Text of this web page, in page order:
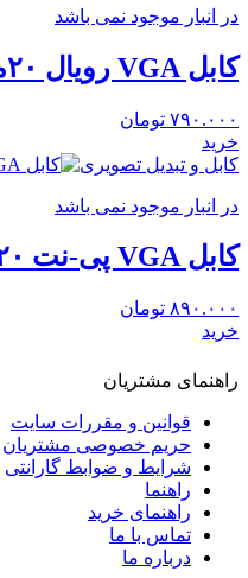
در انبار موجود نمی باشد
کابل VGA رویال ۲۰متری۳-۶
۷۹۰.۰۰۰ تومان
خرید
کابل و تبدیل تصویری
در انبار موجود نمی باشد
کابل VGA پی-نت ۲۰ متری ۳-۶
۸۹۰.۰۰۰ تومان
خرید
راهنمای مشتریان
قوانین و مقررات سایت
حریم خصوصی مشتریان
شرایط و ضوابط گارانتی
راهنما
راهنمای خرید
تماس با ما
درباره ما